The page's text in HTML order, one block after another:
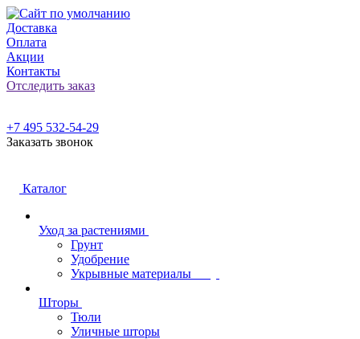
Доставка
Оплата
Акции
Контакты
Отследить заказ
+7 495 532-54-29
Заказать звонок
Каталог
Уход за растениями
Грунт
Удобрение
Укрывные материалы
Шторы
Тюли
Уличные шторы